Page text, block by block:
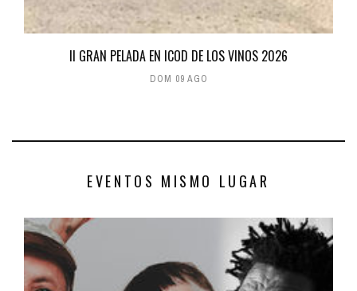
II GRAN PELADA EN ICOD DE LOS VINOS 2026
DOM 09 AGO
EVENTOS MISMO LUGAR